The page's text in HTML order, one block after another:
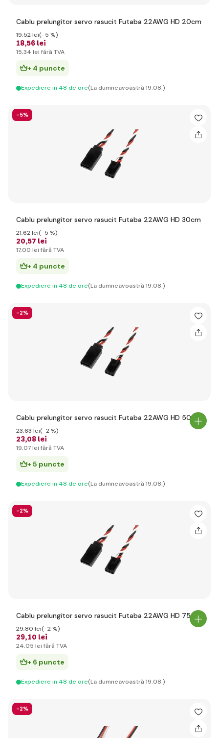
Cablu prelungitor servo rasucit Futaba 22AWG HD 20cm
18,56 lei
19,52 lei(-5 %)
15,34 lei fără TVA
+ 4 puncte
Expediere in 48 de ore(La dumneavoastră 19.08.)
-5%
Cablu prelungitor servo rasucit Futaba 22AWG HD 30cm
20,57 lei
21,62 lei(-5 %)
17,00 lei fără TVA
+ 4 puncte
Expediere in 48 de ore(La dumneavoastră 19.08.)
-2%
Cablu prelungitor servo rasucit Futaba 22AWG HD 50cm
23,08 lei
23,63 lei(-2 %)
19,07 lei fără TVA
+ 5 puncte
Expediere in 48 de ore(La dumneavoastră 19.08.)
-2%
Cablu prelungitor servo rasucit Futaba 22AWG HD 75cm
29,10 lei
29,80 lei(-2 %)
24,05 lei fără TVA
+ 6 puncte
Expediere in 48 de ore(La dumneavoastră 19.08.)
-2%